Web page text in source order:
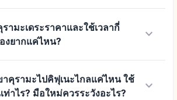
รามะเดระราคาและใช้เวลากี่
งยากแค่ไหน?
keyboard_arrow_down
าคุรามะไปคิฟุเนะไกลแค่ไหน ใช้
ท่าไร? มือใหม่ควรระวังอะไร?
keyboard_arrow_down